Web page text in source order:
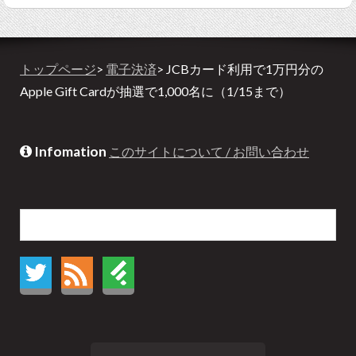
トップページ> 電子決済> JCBカード利用で1万円分の
Apple Gift Cardが抽選で1,000名に（1/15まで）
Infomation このサイトについて / お問い合わせ